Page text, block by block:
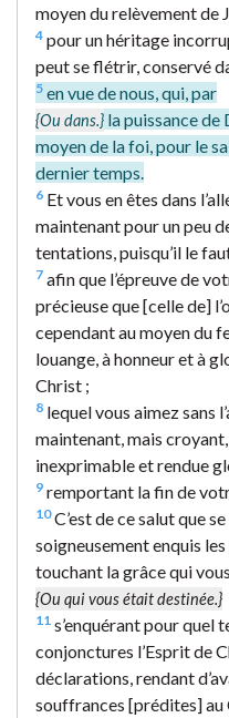
moyen du relèvement de
4 pour un héritage
peut se flétrir, conservé
5 en vue de nous, qui, par
{Ou dans.} la puissance de
moyen de la foi, pour le
dernier temps.
6 Et vous en êtes dans
maintenant pour un peu
tentations, puisqu’il le
7 afin que l’épreuve de
précieuse que [celle de]
cependant au moyen du
louange, à honneur et à
Christ ;
8 lequel vous aimez sans
maintenant, mais
inexprimable et rendue
9 remportant la fin de
10C’est de ce salut que
soigneusement enquis
touchant la grâce qui
{Ou qui vous était destinée.}
11 s’enquérant pour quel
conjonctures l’Esprit de
déclarations, rendant
souffrances [prédites] au